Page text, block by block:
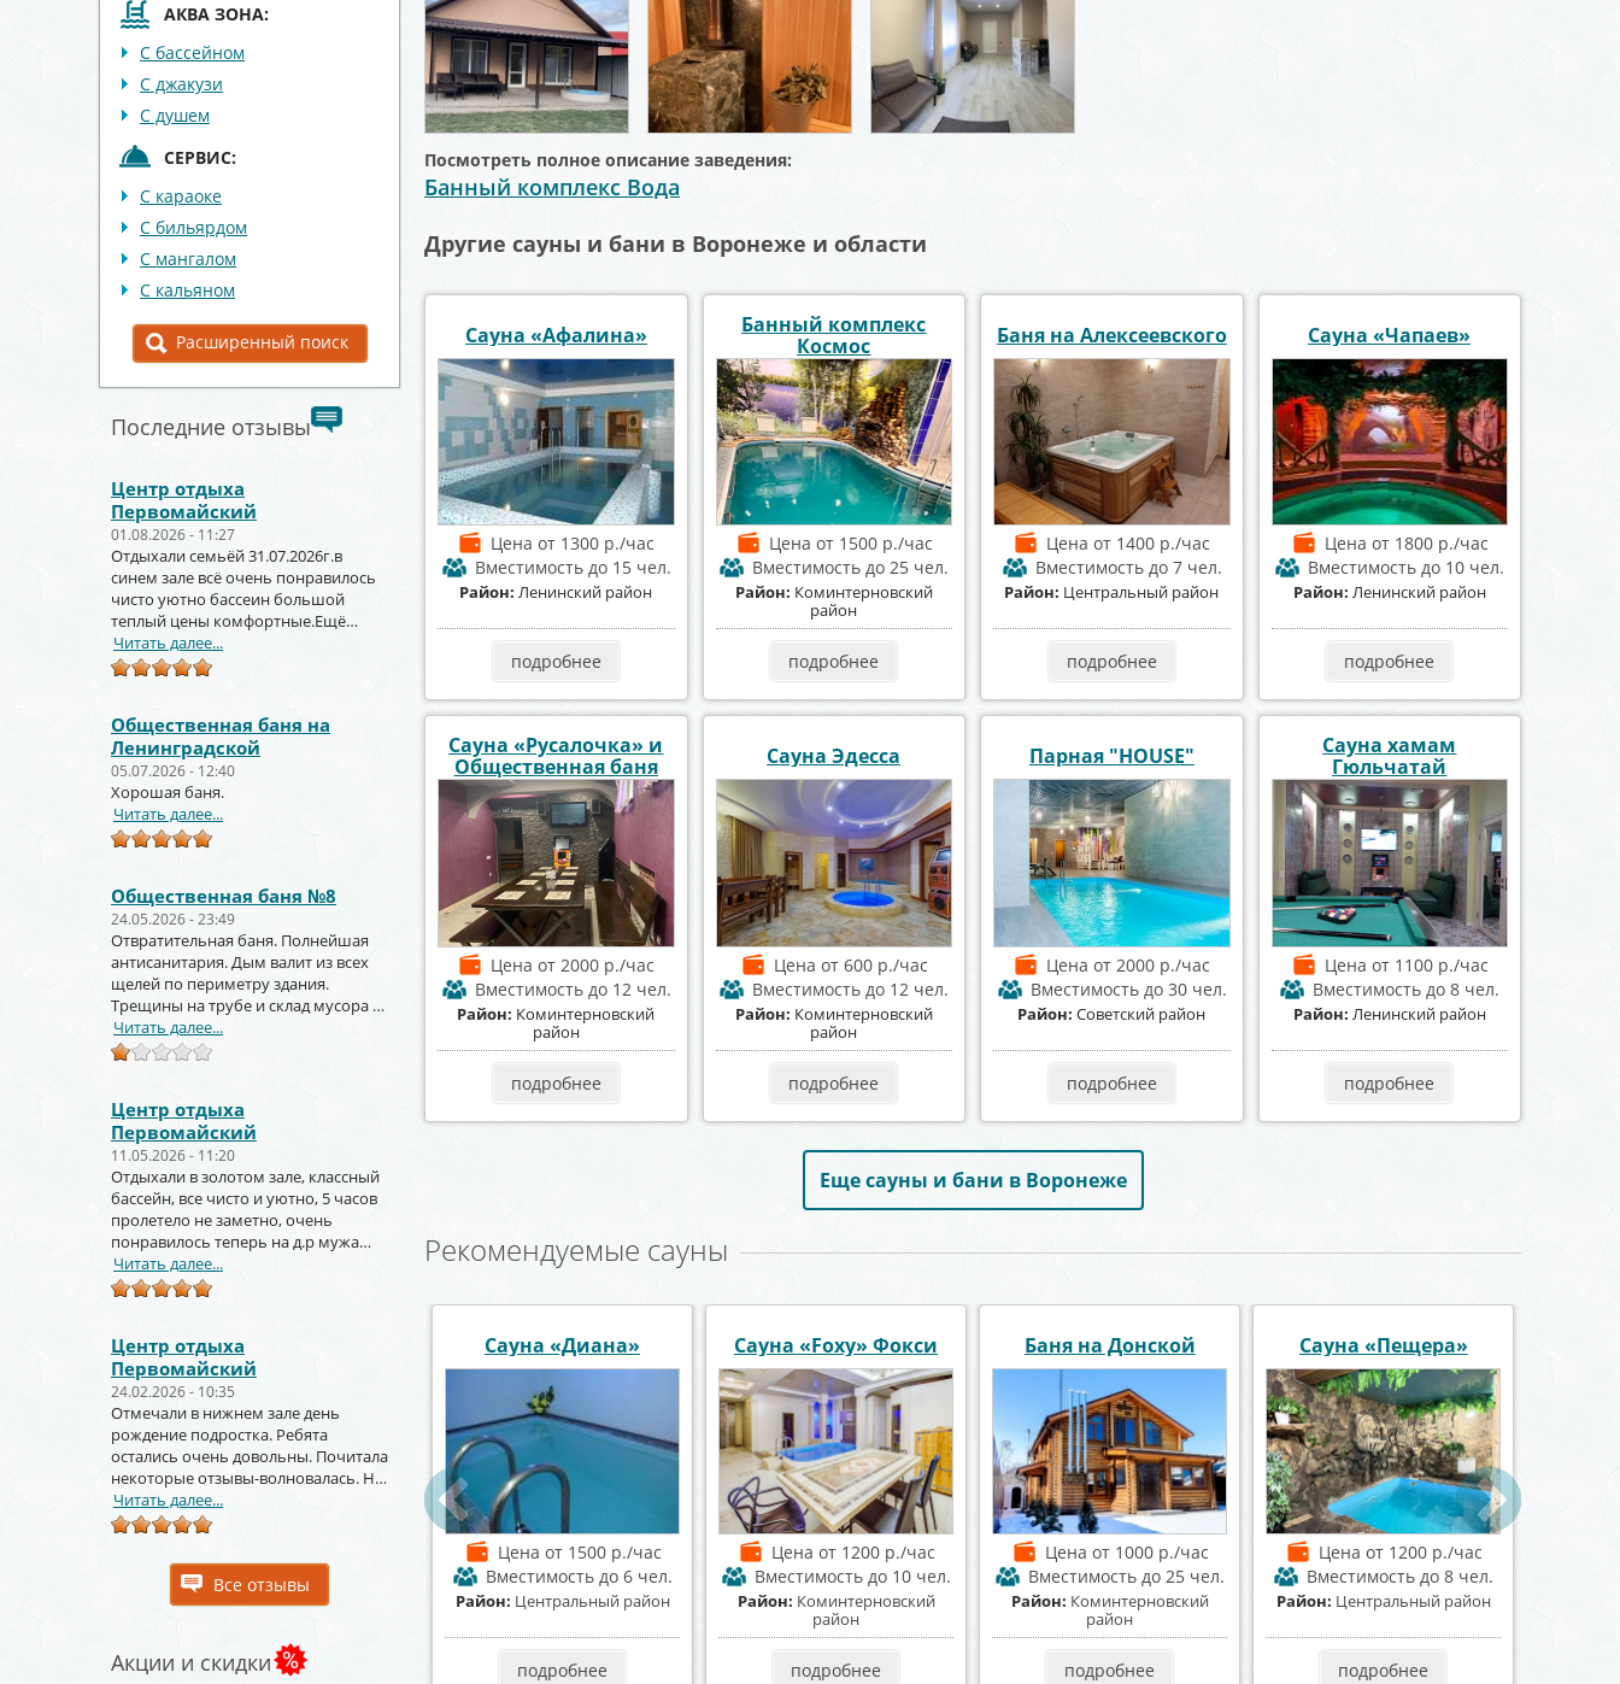
АКВА ЗОНА:
С бассейном
С джакузи
С душем
СЕРВИС:
С караоке
С бильярдом
С мангалом
С кальяном
Расширенный поиск
Последние отзывы
Центр отдыха
Первомайский
01.08.2026 - 11:27
Отдыхали семьёй 31.07.2026г.в
синем зале всё очень понравилось
чисто уютно бассеин большой
теплый цены комфортные.Ещё
вернёмся и не раз!!!
Читать далее...
Общественная баня на
Ленинградской
05.07.2026 - 12:40
Хорошая баня.
Читать далее...
Общественная баня №8
24.05.2026 - 23:49
Отвратительная баня. Полнейшая
антисанитария. Дым валит из всех
щелей по периметру здания.
Трещины на трубе и склад мусора за
торцом зданиями.
Читать далее...
Центр отдыха
Первомайский
11.05.2026 - 11:20
Отдыхали в золотом зале, классный
бассейн, все чисто и уютно, 5 часов
пролетело не заметно, очень
понравилось теперь на д.р мужа
тоже будем заказывать
Читать далее...
Центр отдыха
Первомайский
24.02.2026 - 10:35
Отмечали в нижнем зале день
рождение подростка. Ребята
остались очень довольны. Почитала
некоторые отзывы-волновалась. Но
зря. Крутое место.
Читать далее...
Все отзывы
Акции и скидки
Посмотреть полное описание заведения:
Банный комплекс Вода
Другие сауны и бани в Воронеже и области
Сауна «Афалина»
Ценаот 1300 р./час
Вместимость до 15 чел.
Район:Ленинский район
подробнее
Банный комплекс
Космос
Цена от 1500 р./час
Вместимостьдо 25 чел.
Район: Коминтерновский
район
подробнее
Баня на Алексеевского
Ценаот 1400 р./час
Вместимость до 7 чел.
Район: Центральный район
подробнее
Сауна «Чапаев»
Цена от 1800 р./час
Вместимостьдо 10 чел.
Район: Ленинский район
подробнее
Сауна «Русалочка» и
Общественная баня
Ценаот 2000 р./час
Вместимость до 12 чел.
Район: Коминтерновский
район
подробнее
Сауна Эдесса
Цена от 600 р./час
Вместимость до 12 чел.
Район: Коминтерновский
район
подробнее
Парная "HOUSE"
Ценаот 2000 р./час
Вместимость до 30 чел.
Район:Советский район
подробнее
Сауна хамам
Гюльчатай
Цена от 1100 р./час
Вместимость до 8 чел.
Район: Ленинский район
подробнее
Еще сауны и бани в Воронеже
Рекомендуемые сауны
Сауна «Foxy» Фокси
Вместимость
Район:Коминтерновский
подробнее
Баня на Донской
Цена от 1000 р./час
Вместимость до 25 чел.
Район:Коминтерновский
подробнее
Сауна «Пещера»
Цена от 1200 р./час
Вместимостьдо 8 чел.
Район:Центральный район
подробнее
Сауна «Афалина»
Цена от 1300 р./час
Вместимость до 15 чел.
Район:Ленинский район
подробнее
Сауна и баня Апельсин
Цена от 1500 р./час
Вместимость до 20 чел.
Район:Коминтерновский
подробнее